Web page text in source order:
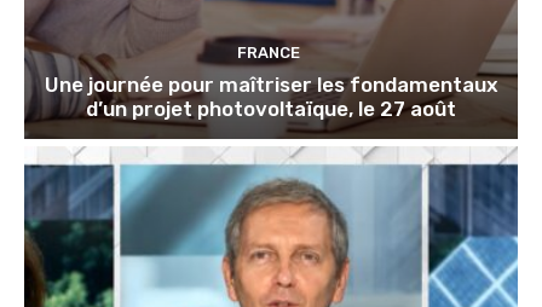
FRANCE
Une journée pour maîtriser les fondamentaux
d’un projet photovoltaïque, le 27 août